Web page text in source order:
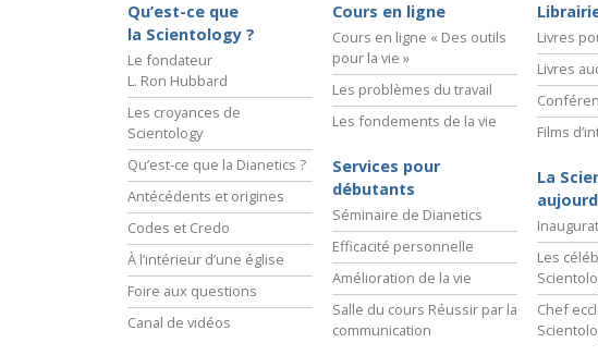
Qu’est-ce que
la Scientology ?
Le fondateur
L. Ron Hubbard
Les croyances de
Scientology
Qu’est-ce que la Dianetics ?
Antécédents et origines
Codes et Credo
À l’intérieur d’une église
Foire aux questions
Canal de vidéos
Cours en ligne
Cours en ligne « Des outils
pour la vie »
Les problèmes du travail
Les fondements de la vie
Services pour
débutants
Séminaire de Dianetics
Efficacité personnelle
Amélioration de la vie
Salle du cours Réussir par la
communication
Livres
Livres
Films
La
Les
Chef